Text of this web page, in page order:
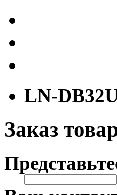
LN-
Заказ